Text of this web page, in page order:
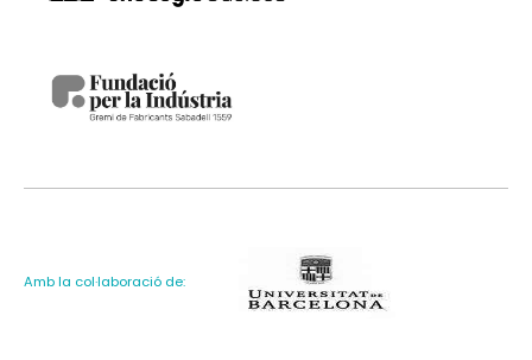
Amb la col·laboració de: